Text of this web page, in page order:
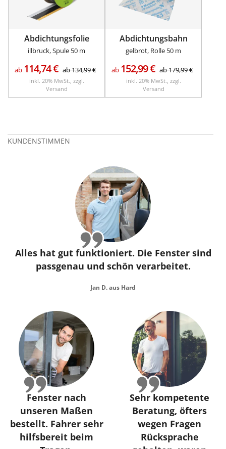
Abdichtungsfolie
illbruck, Spule 50 m
ab 114,74€ ab134,99€
inkl. 20% MwSt., zzgl.
Versand
Abdichtungsbahn
gelbrot, Rolle 50 m
ab 152,99€ ab179,99€
inkl. 20% MwSt., zzgl.
Versand
KUNDENSTIMMEN
Alles hat gut funktioniert. Die Fenster sind
passgenau und schön verarbeitet.
Jan D. aus Hard
Fenster nach
unseren Maßen
bestellt. Fahrer sehr
hilfsbereit beim
Sehr kompetente
Beratung, öfters
wegen Fragen
Rücksprache